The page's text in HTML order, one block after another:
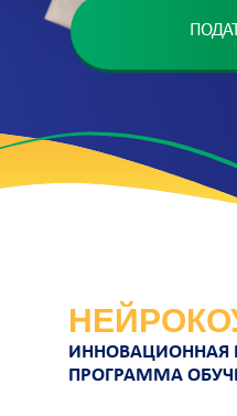
ПРОГРАММА